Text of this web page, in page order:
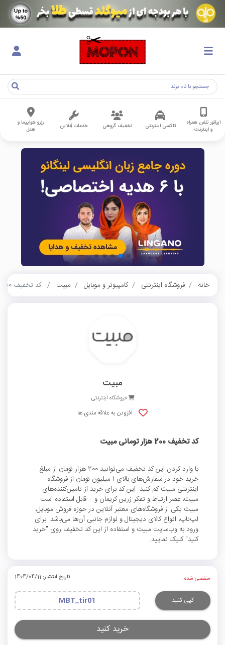
اپراتور تلفن همراه
و اینترنت
تاکسی اینترنتی تخفیف گروهی خدمات آنلاین
رزرو هواپیما و
هتل
خانه فروشگاه اینترنتی کامپیوتر و موبایل مبیت کد تخفیف 200 هزار تومانی مبیت
مبیت
فروشگاه اینترنتی
افزودن به علاقه مندی ها
کد تخفیف 200 هزار تومانی مبیت
با وارد کردن این کد تخفیف می‌توانید 200 هزار تومان از مبلغ
خرید خود در سفارش‌های بالای 1 میلیون تومان از فروشگاه
اینترنتی مبیت کم کنید. این کد برای خرید از تامین‌کننده‌های
مبیت، عصر ارتباط و تفکر زرین کریمان و... قابل استفاده است.
مبیت یکی از فروشگاه‌های معتبر آنلاین در حوزه فروش موبایل،
لپ‌تاپ، انواع کالای دیجیتال و لوازم جانبی آن‌ها می‌باشد. برای
ورود به وب‌سایت مبیت و استفاده از این کد تخفیف روی "خرید
کنید" کلیک نمایید.
منقضی شده تاریخ انتشار: 1404/04/11
کپی کنید MBT_tir01
خرید کنید